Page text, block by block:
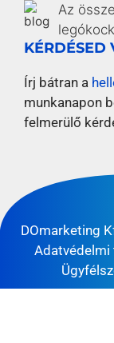
Az
KÉRDÉSED
Írj bátran a
munkanapon
felmerülő
DOmarketing